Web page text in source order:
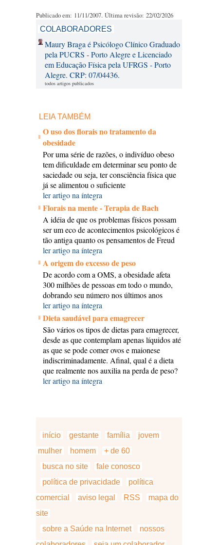
Publicado em: 11/11/2007. Última revisão: 22/02/2026
COLABORADORES
Maury Braga é Psicólogo Clínico Graduado
pela PUCRS - Porto Alegre e Licenciado
em Educação Física pela UFRGS - Porto
Alegre. CRP: 07/04436.
todos artigos publicados
LEIA TAMBÉM
O uso dos florais no tratamento da
obesidade
Por uma série de razões, o indivíduo obeso
tem dificuldade em determinar seu ponto de
saciedade ou seja, ter consciência física que
já se alimentou o suficiente
ler artigo na íntegra
Florais na mente - Terapia de Bach
A idéia de que os problemas físicos possam
ser um eco de acontecimentos psicológicos é
tão antiga quanto os pensamentos de Freud
ler artigo na íntegra
A origem do excesso de peso
De acordo com a OMS, a obesidade afeta
300 milhões de pessoas em todo o mundo,
dobrando seu número nos últimos anos
ler artigo na íntegra
Dieta saudável para emagrecer
São vários os tipos de dietas para emagrecer,
desde as que contemplam apenas líquidos até
as que se pode comer ovos e maionese
indiscriminadamente. Afinal, qual é a dieta
que realmente nos auxilia na perda de peso?
ler artigo na íntegra
início gestante família
jovem
mulher
homem
+ de 60
busca no site
fale conosco
política de privacidade
política
comercial
aviso legal RSS
mapa do
site
sobre a Saúde na Internet
nossos